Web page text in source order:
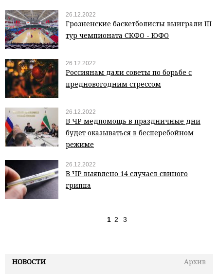
НОВОСТИ
Архив
26.12.2022
Грозненские баскетболисты выиграли III
тур чемпионата СКФО - ЮФО
26.12.2022
Россиянам дали советы по борьбе с
предновогодним стрессом
26.12.2022
В ЧР медпомощь в праздничные дни
будет оказываться в бесперебойном
режиме
26.12.2022
В ЧР выявлено 14 случаев свиного
гриппа
1 2 3